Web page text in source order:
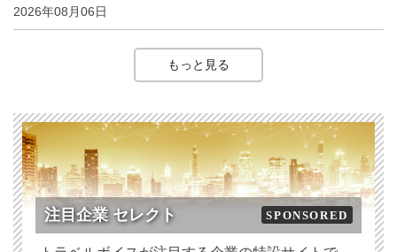
2026年08月06日
もっと見る
注目企業 セレクト SPONSORED